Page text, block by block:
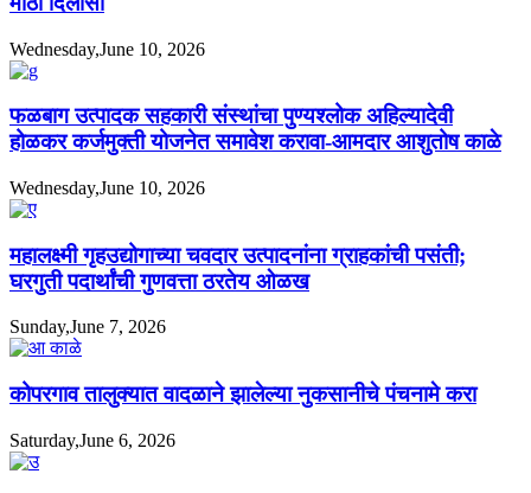
Wednesday,June 10, 2026
फळबाग उत्पादक सहकारी संस्थांचा पुण्यश्लोक अहिल्यादेवी
होळकर कर्जमुक्ती योजनेत समावेश करावा-आमदार आशुतोष काळे
Wednesday,June 10, 2026
महालक्ष्मी गृहउद्योगाच्या चवदार उत्पादनांना ग्राहकांची पसंती;
घरगुती पदार्थांची गुणवत्ता ठरतेय ओळख
Sunday,June 7, 2026
कोपरगाव तालुक्यात वादळाने झालेल्या नुकसानीचे पंचनामे करा
Saturday,June 6, 2026